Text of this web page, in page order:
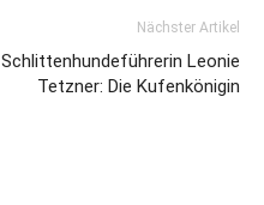
Nächster Artikel
Schlittenhundeführerin Leonie
Tetzner: Die Kufenkönigin